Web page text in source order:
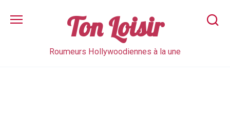
content
Ton Loisir
Roumeurs Hollywoodiennes à la une